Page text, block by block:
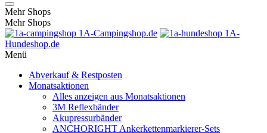
Mehr Shops
Mehr Shops
1A-Campingshop.de
1A-
Hundeshop.de
Menü
Abverkauf & Restposten
Monatsaktionen
Alles anzeigen aus Monatsaktionen
3M Reflexbänder
Akupressurbänder
ANCHORIGHT Ankerkettenmarkierer-Sets